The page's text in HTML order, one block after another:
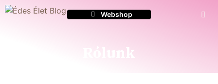
Webshop
Rólunk